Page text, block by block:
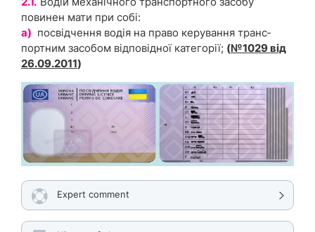
повинен мати при собі:
а) посвідчення водія на право керування транс­
портним засобом відповідної категорії; (№1029 від
26.09.2011)
Expert comment